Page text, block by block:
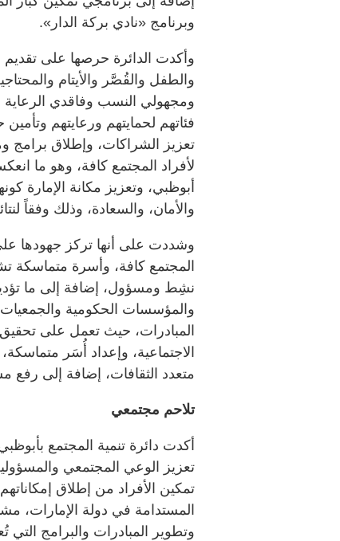
وبرنامج «نادي بركة الدار».
وأكدت الدائرة حرصها على تقديم
والطفل والقُصَّر والأيتام
ومجهولي النسب وفاقدي
فئاتهم لحمايتهم ورعايتهم
تعزيز الشراكات، وإطلاق برامج
لأفراد المجتمع كافة، وهو ما
أبوظبي، وتعزيز مكانة الإمارة
والأمان، والسعادة، وذلك وفقاً
وشددت على أنها تركز جهودها
المجتمع كافة، وأسرة
نشِط ومسؤول، إضافة إلى ما
والمؤسسات الحكومية
المبادرات، حيث تعمل على
الاجتماعية، وإعداد أُسَر
متعدد الثقافات، إضافة إلى رفع
تلاحم مجتمعي
أكدت دائرة تنمية المجتمع
تعزيز الوعي المجتمعي
تمكين الأفراد من إطلاق
المستدامة في دولة الإمارات،
وتطوير المبادرات والبرامج التي